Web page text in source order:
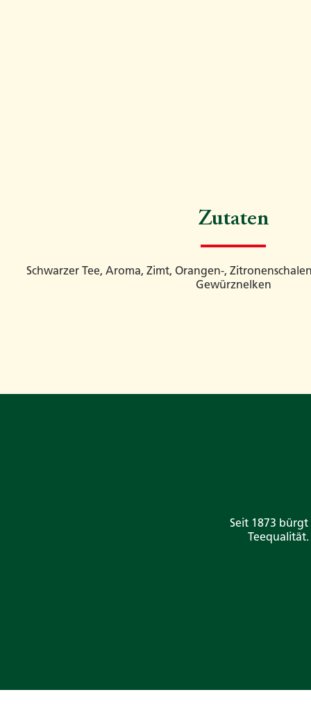
Zutaten
Schwarzer Tee, Aroma, Zimt, Orangen-,
Gewürznelken
Seit 1873